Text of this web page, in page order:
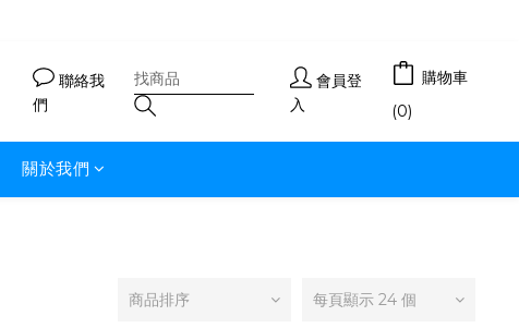
聯絡我
們
會員登
入
購物車
(0)
關於我們
商品排序 每頁顯示 24 個